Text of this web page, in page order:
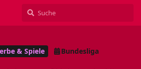
& Spiele Bundesliga